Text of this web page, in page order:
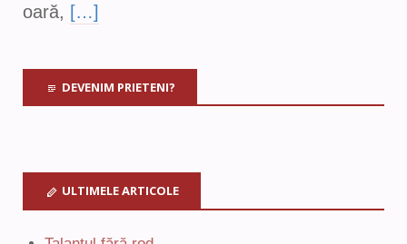
oară, […]
DEVENIM PRIETENI?
ULTIMELE ARTICOLE